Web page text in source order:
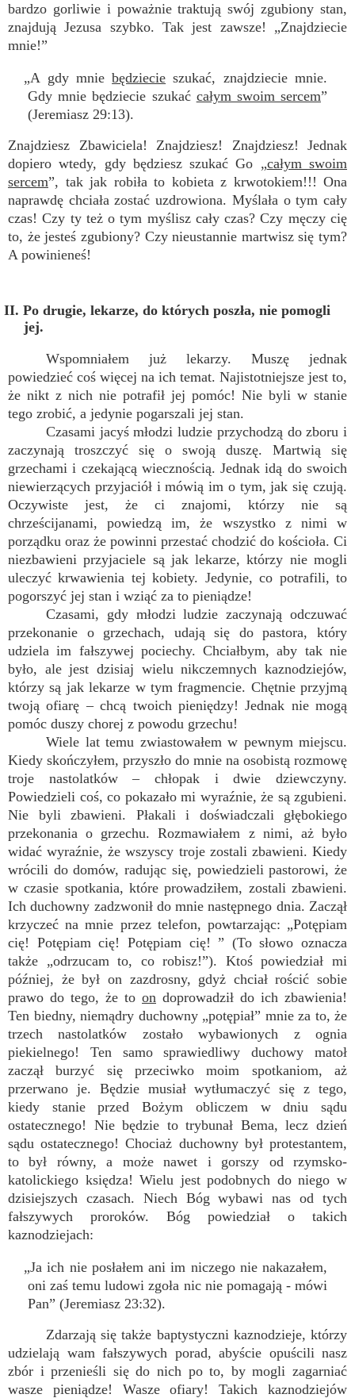
bardzo gorliwie i poważnie traktują swój zgubiony stan,
znajdują Jezusa szybko. Tak jest zawsze! „Znajdziecie
mnie!”
„A gdy mniebędziecie szukać, znajdziecie mnie.
Gdy mnie będziecie szukać całym swoim sercem”
(Jeremiasz 29:13).
Znajdziesz Zbawiciela! Znajdziesz! Znajdziesz! Jednak
dopiero wtedy, gdy będziesz szukać Go „całym swoim
sercem”, tak jak robiła to kobieta z krwotokiem!!! Ona
naprawdę chciała zostać uzdrowiona. Myślała o tym cały
czas! Czy ty też o tym myślisz cały czas? Czy męczy cię
to, że jesteś zgubiony? Czy nieustannie martwisz się tym?
A powinieneś!
II. Po drugie, lekarze, do których poszła, nie pomogli
jej.
Wspomniałem już lekarzy. Muszę jednak
powiedzieć coś więcej na ich temat. Najistotniejsze jest to,
że nikt z nich nie potrafił jej pomóc! Nie byli w stanie
tego zrobić, a jedynie pogarszali jej stan.
Czasami jacyś młodzi ludzie przychodzą do zboru i
zaczynają troszczyć się o swoją duszę. Martwią się
grzechami i czekającą wiecznością. Jednak idą do swoich
niewierzących przyjaciół i mówią im o tym, jak się czują.
Oczywiste jest, że ci znajomi, którzy nie są
chrześcijanami, powiedzą im, że wszystko z nimi w
porządku oraz że powinni przestać chodzić do kościoła. Ci
niezbawieni przyjaciele są jak lekarze, którzy nie mogli
uleczyć krwawienia tej kobiety. Jedynie, co potrafili, to
pogorszyć jej stan i wziąć za to pieniądze!
Czasami, gdy młodzi ludzie zaczynają odczuwać
przekonanie o grzechach, udają się do pastora, który
udziela im fałszywej pociechy. Chciałbym, aby tak nie
było, ale jest dzisiaj wielu nikczemnych kaznodziejów,
którzy są jak lekarze w tym fragmencie. Chętnie przyjmą
twoją ofiarę – chcą twoich pieniędzy! Jednak nie mogą
pomóc duszy chorej z powodu grzechu!
Wiele lat temu zwiastowałem w pewnym miejscu.
Kiedy skończyłem, przyszło do mnie na osobistą rozmowę
troje nastolatków – chłopak i dwie dziewczyny.
Powiedzieli coś, co pokazało mi wyraźnie, że są zgubieni.
Nie byli zbawieni. Płakali i doświadczali głębokiego
przekonania o grzechu. Rozmawiałem z nimi, aż było
widać wyraźnie, że wszyscy troje zostali zbawieni. Kiedy
wrócili do domów, radując się, powiedzieli pastorowi, że
w czasie spotkania, które prowadziłem, zostali zbawieni.
Ich duchowny zadzwonił do mnie następnego dnia. Zaczął
krzyczeć na mnie przez telefon, powtarzając: „Potępiam
cię! Potępiam cię! Potępiam cię! ” (To słowo oznacza
także „odrzucam to, co robisz!”). Ktoś powiedział mi
później, że był on zazdrosny, gdyż chciał rościć sobie
prawo do tego, że to on doprowadził do ich zbawienia!
Ten biedny, niemądry duchowny „potępiał” mnie za to, że
trzech nastolatków zostało wybawionych z ognia
piekielnego! Ten samo sprawiedliwy duchowy matoł
zaczął burzyć się przeciwko moim spotkaniom, aż
przerwano je. Będzie musiał wytłumaczyć się z tego,
kiedy stanie przed Bożym obliczem w dniu sądu
ostatecznego! Nie będzie to trybunał Bema, lecz dzień
sądu ostatecznego! Chociaż duchowny był protestantem,
to był równy, a może nawet i gorszy od rzymsko-
katolickiego księdza! Wielu jest podobnych do niego w
dzisiejszych czasach. Niech Bóg wybawi nas od tych
fałszywych proroków. Bóg powiedział o takich
kaznodziejach:
„Ja ich nie posłałem ani im niczego nie nakazałem,
oni zaś temu ludowi zgoła nic nie pomagają - mówi
Pan” (Jeremiasz 23:32).
Zdarzają się także baptystyczni kaznodzieje, którzy
udzielają wam fałszywych porad, abyście opuścili nasz
zbór i przenieśli się do nich po to, by mogli zagarniać
wasze pieniądze! Wasze ofiary! Takich kaznodziejów